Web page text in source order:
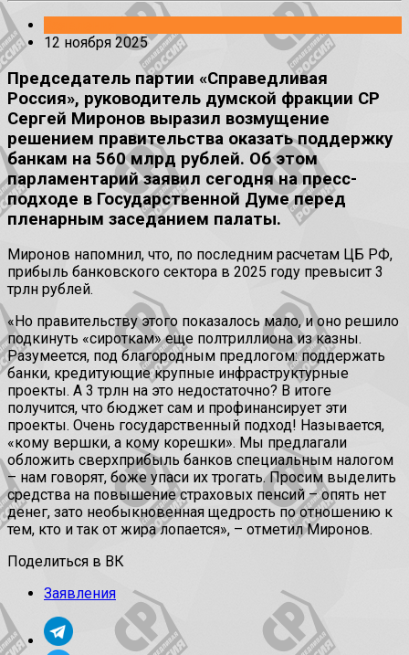
12 ноября 2025
Председатель партии «Справедливая
Россия», руководитель думской фракции СР
Сергей Миронов выразил возмущение
решением правительства оказать поддержку
банкам на 560 млрд рублей. Об этом
парламентарий заявил сегодня на пресс-
подходе в Государственной Думе перед
пленарным заседанием палаты.
Миронов напомнил, что, по последним расчетам ЦБ РФ,
прибыль банковского сектора в 2025 году превысит 3
трлн рублей.
«Но правительству этого показалось мало, и оно решило
подкинуть «сироткам» еще полтриллиона из казны.
Разумеется, под благородным предлогом: поддержать
банки, кредитующие крупные инфраструктурные
проекты. А 3 трлн на это недостаточно? В итоге
получится, что бюджет сам и профинансирует эти
проекты. Очень государственный подход! Называется,
«кому вершки, а кому корешки». Мы предлагали
обложить сверхприбыль банков специальным налогом
– нам говорят, боже упаси их трогать. Просим выделить
средства на повышение страховых пенсий – опять нет
денег, зато необыкновенная щедрость по отношению к
тем, кто и так от жира лопается», – отметил Миронов.
Поделиться в ВК
Заявления